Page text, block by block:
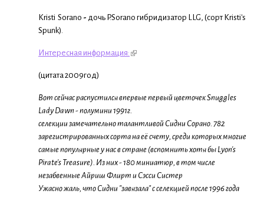
Kristi Sorano - дочь P.Sorano гибридизатор LLG, (сорт Kristi's
Spunk).
Интересная информация:
(цитата 2009год)
Вот сейчас распустился впервые первый цветочек Snuggles
Lady Dawn - полумини 1991г.
селекции замечательно талантливой Сидни Сорано. 782
зарегистрированных сорта на её счету, среди которых многие
самые популярные у нас в стране (вспомнить хотя бы Lyon's
Pirate's Treasure). Из них - 180 миниатюр, в том числе
незабвенные Айриш Флирт и Сэсси Систер
Ужасно жаль, что Сидни "завязала" с селекцией после 1996 года